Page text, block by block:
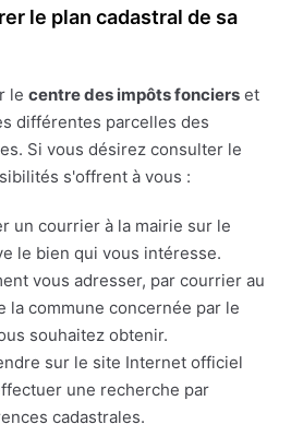
le plan cadastral de sa
le centre des impôts fonciers et
différentes parcelles des
Si vous désirez consulter le
s'offrent à vous :
un courrier à la mairie sur le
le bien qui vous intéresse.
vous adresser, par courrier au
la commune concernée par le
souhaitez obtenir.
sur le site Internet officiel
une recherche par
cadastrales.